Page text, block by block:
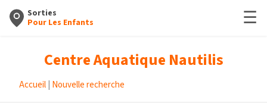
Sorties
Pour Les Enfants
☰
Centre Aquatique Nautilis
Accueil Nouvelle recherche